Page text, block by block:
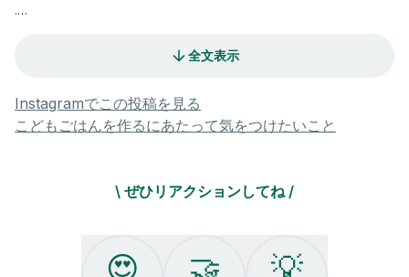
.
え、1ヶ月って秒じゃない？😇😇😇
そもそも1週間爆速なんだけど😇😇😇😇
.
枝豆、トマト、きゅうりをたして味付けなしの
全文表示
Instagramでこの投稿を見る
こどもごはんを作るにあたって気をつけたいこと
\ ぜひリアクションしてね /
😍 🤝 💡